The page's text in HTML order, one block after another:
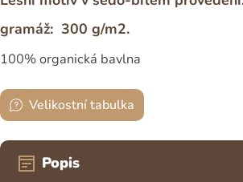
gramáž: 300 g/m2.
100% organická bavlna
Velikostní tabulka
Popis